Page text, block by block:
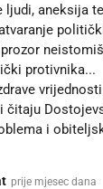
ljudi, aneksija
protivnika...
čitaju
i
prije mjesec dana